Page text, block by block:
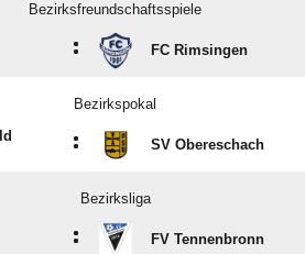
Bezirksfreundschaftsspiele
: FC Rimsingen
Bezirkspokal
: SV Obereschach
Bezirksliga
: FV Tennenbronn